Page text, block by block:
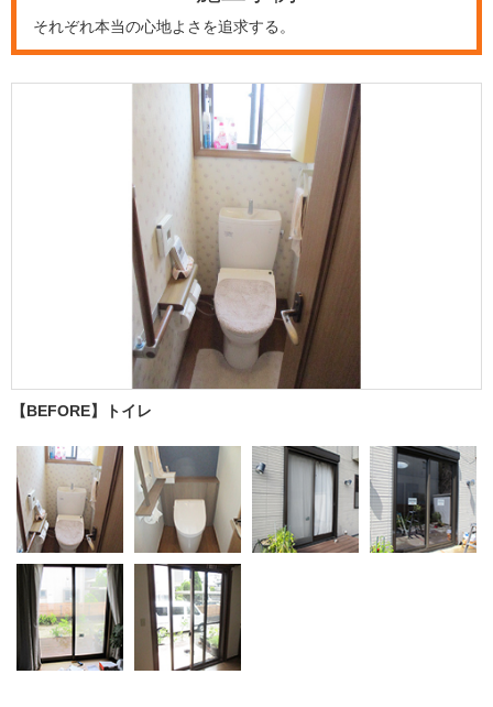
それぞれ本当の心地よさを追求する。
【BEFORE】トイレ